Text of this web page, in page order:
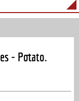
- Potato.